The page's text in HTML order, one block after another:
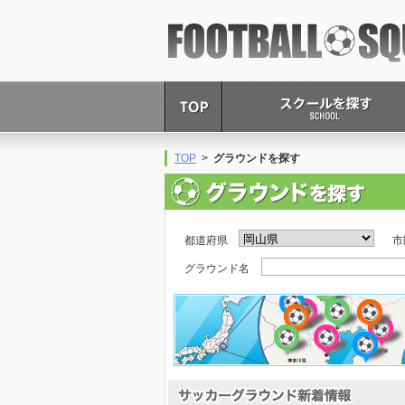
TOP > グラウンドを探す
都道府県
グラウンド名